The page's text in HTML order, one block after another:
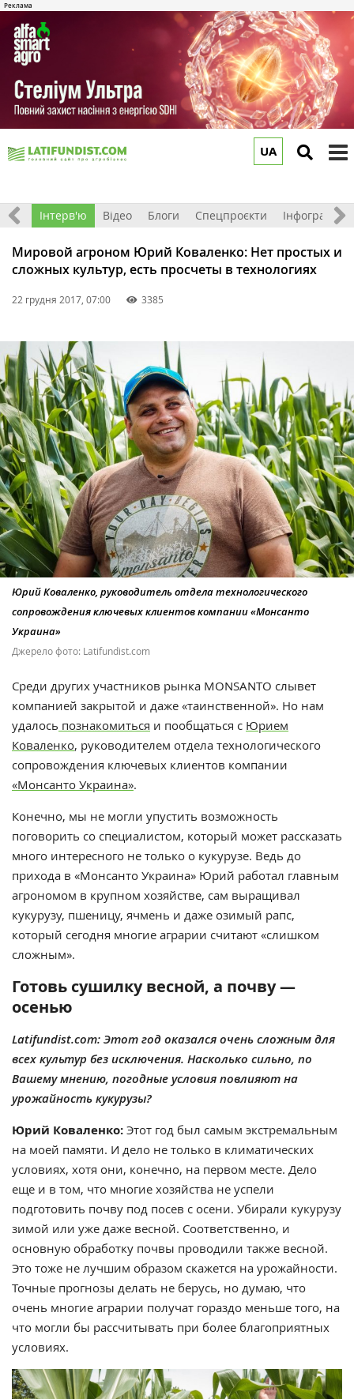
UA
Інтерв'ю Відео Блоги Спецпроєкти Інфографіка
Мировой агроном Юрий Коваленко: Нет простых и
сложных культур, есть просчеты в технологиях
22 грудня 2017, 07:00 3385
Юрий Коваленко, руководитель отдела технологического
сопровождения ключевых клиентов компании «Монсанто
Украина»
Джерело фото: Latifundist.com
Среди других участников рынка MONSANTO слывет
компанией закрытой и даже «таинственной». Но нам
удалось познакомиться и пообщаться с Юрием
Коваленко, руководителем отдела технологического
сопровождения ключевых клиентов компании
«Монсанто Украина».
Конечно, мы не могли упустить возможность
поговорить со специалистом, который может рассказать
много интересного не только о кукурузе. Ведь до
прихода в «Монсанто Украина» Юрий работал главным
агрономом в крупном хозяйстве, сам выращивал
кукурузу, пшеницу, ячмень и даже озимый рапс,
который сегодня многие аграрии считают «слишком
сложным».
Готовь сушилку весной, а почву —
осенью
Latifundist.com: Этот год оказался очень сложным для
всех культур без исключения. Насколько сильно, по
Вашему мнению, погодные условия повлияют на
урожайность кукурузы?
Юрий Коваленко: Этот год был самым экстремальным
на моей памяти. И дело не только в климатических
условиях, хотя они, конечно, на первом месте. Дело
еще и в том, что многие хозяйства не успели
подготовить почву под посев с осени. Убирали кукурузу
зимой или уже даже весной. Соответственно, и
основную обработку почвы проводили также весной.
Это тоже не лучшим образом скажется на урожайности.
Точные прогнозы делать не берусь, но думаю, что
очень многие аграрии получат гораздо меньше того, на
что могли бы рассчитывать при более благоприятных
условиях.